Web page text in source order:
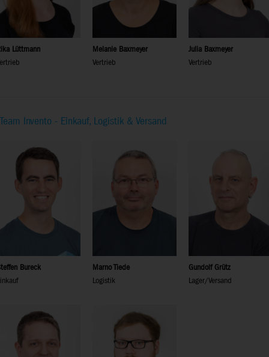
Lüttmann
Melanie Baxmeyer
Vertrieb
Julia Baxmeyer
Vertrieb
Team Invento - Einkauf, Logistik & Versand
Bureck
Marno Tiede
Logistik
Gundolf Grütz
Lager/Versand